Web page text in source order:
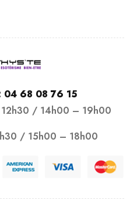
04 68 08 76 15
/ 14h00 – 19h00
/ 15h00 – 18h00